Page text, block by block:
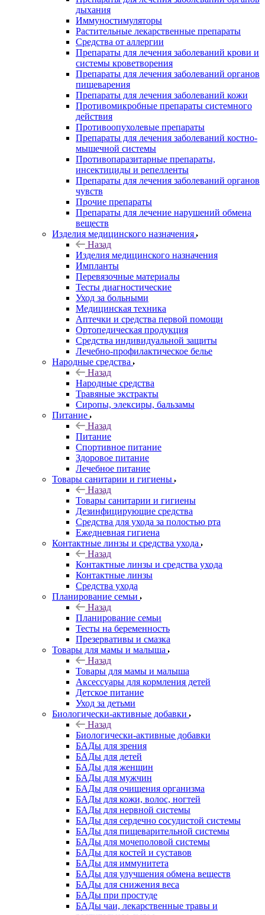
дыхания
Иммуностимуляторы
Растительные лекарственные препараты
Средства от аллергии
Препараты для лечения заболеваний крови и
системы кроветворения
Препараты для лечения заболеваний органов
пищеварения
Препараты для лечения заболеваний кожи
Противомикробные препараты системного
действия
Противоопухолевые препараты
Препараты для лечения заболеваний костно-
мышечной системы
Противопаразитарные препараты,
инсектициды и репелленты
Препараты для лечения заболеваний органов
чувств
Прочие препараты
Препараты для лечение нарушений обмена
веществ
Изделия медицинского назначения
Назад
Изделия медицинского назначения
Импланты
Перевязочные материалы
Тесты диагностические
Уход за больными
Медицинская техника
Аптечки и средства первой помощи
Ортопедическая продукция
Средства индивидуальной защиты
Лечебно-профилактическое белье
Народные средства
Назад
Народные средства
Травяные экстракты
Сиропы, элексиры, бальзамы
Питание
Назад
Питание
Спортивное питание
Здоровое питание
Лечебное питание
Товары санитарии и гигиены
Назад
Товары санитарии и гигиены
Дезинфицирующие средства
Средства для ухода за полостью рта
Ежедневная гигиена
Контактные линзы и средства ухода
Назад
Контактные линзы и средства ухода
Контактные линзы
Средства ухода
Планирование семьи
Назад
Планирование семьи
Тесты на беременность
Презервативы и смазка
Товары для мамы и малыша
Назад
Товары для мамы и малыша
Аксессуары для кормления детей
Детское питание
Уход за детьми
Биологически-активные добавки
Назад
Биологически-активные добавки
БАДы для зрения
БАДы для детей
БАДы для женщин
БАДы для мужчин
БАДы для очищения организма
БАДы для кожи, волос, ногтей
БАДы для нервной системы
БАДы для сердечно сосудистой системы
БАДы для пищеварительной системы
БАДы для мочеполовой системы
БАДы для костей и суставов
БАДы для иммунитета
БАДы для улучшения обмена веществ
БАДы для снижения веса
БАДы при простуде
БАДы чаи, лекарственные травы и